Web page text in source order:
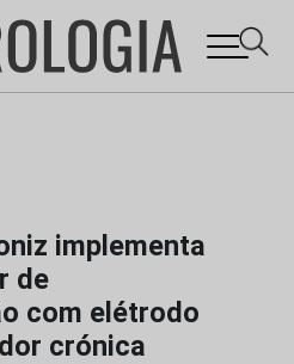
implementa
de
com elétrodo
crónica